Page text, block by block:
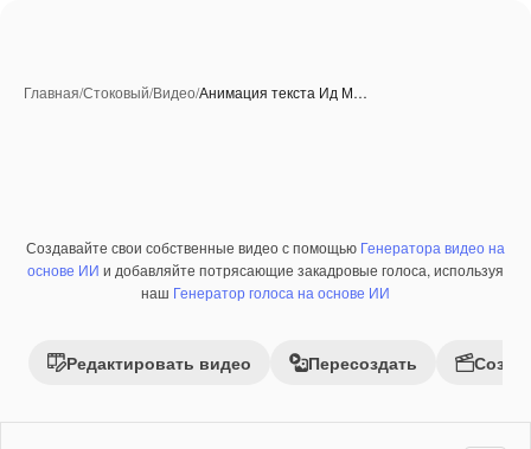
Главная/Стоковый/Видео/Анимация текста Ид М…
ПремиумСозданные при помощи ИИ
Создавайте свои собственные видео с помощью Генератора видео на
основе ИИ и добавляйте потрясающие закадровые голоса, используя
наш Генератор голоса на основе ИИ
Редактировать видео Пересоздать